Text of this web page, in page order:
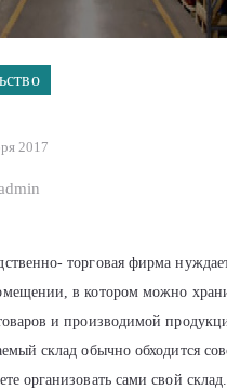
2017
торговая фирма
в котором можно
и производимой
склад обычно обходится
организовать сами свой склад.